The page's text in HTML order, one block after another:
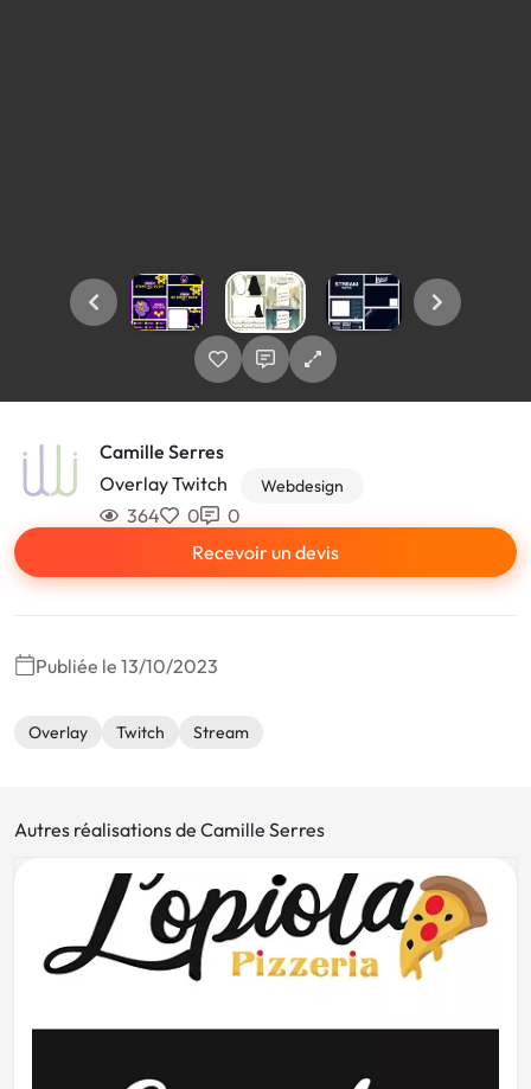
Camille Serres
Overlay Twitch
Webdesign
364 0
0
Recevoir un devis
Publiée le 13/10/2023
Overlay Twitch Stream
Autres réalisations de Camille Serres